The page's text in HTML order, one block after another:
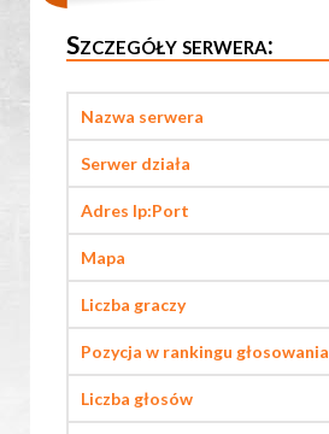
Szczegóły serwera:
Nazwa serwera
Serwer działa
Adres Ip:Port
Mapa
Liczba graczy
Pozycja w rankingu głosowania
Liczba głosów